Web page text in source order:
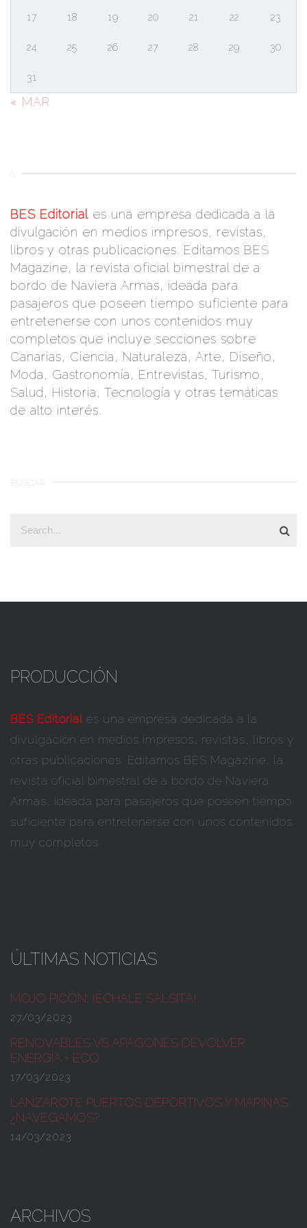
17 18 19 20 21 22 23
24 25 26 27 28 29 30
31
« MAR
BES Editorial es una empresa dedicada a la
divulgación en medios impresos, revistas,
libros y otras publicaciones. Editamos BES
Magazine, la revista oficial bimestral de a
bordo de Naviera Armas, ideada para
pasajeros que poseen tiempo suficiente para
entretenerse con unos contenidos muy
completos que incluye secciones sobre
Canarias, Ciencia, Naturaleza, Arte, Diseño,
Moda, Gastronomía, Entrevistas, Turismo,
Salud, Historia, Tecnología y otras temáticas
de alto interés.
BUSCAR
PRODUCCIÓN
BES Editorial es una empresa dedicada a la
divulgación en medios impresos, revistas, libros y
otras publicaciones. Editamos BES Magazine, la
revista oficial bimestral de a bordo de Naviera
Armas, ideada para pasajeros que poseen tiempo
suficiente para entretenerse con unos contenidos
muy completos.
ÚLTIMAS NOTICIAS
MOJO PICÓN: ¡ÉCHALE SALSITA!
27/03/2023
RENOVABLES VS APAGONES DEVOLVER
ENERGÍA + ECO
17/03/2023
LANZAROTE PUERTOS DEPORTIVOS Y MARINAS
¿NAVEGAMOS?
14/03/2023
ARCHIVOS